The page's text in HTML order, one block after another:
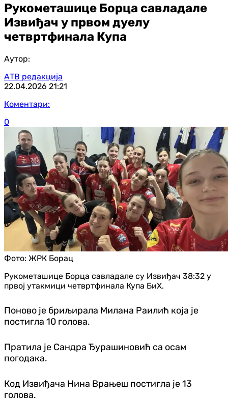
Рукометашице Борца савладале
Извиђач у првом дуелу
четвртфинала Купа
Аутор:
АТВ редакција
22.04.2026 21:21
Коментари:
0
Фото: ЖРК Борац
Рукометашице Борца савладале су Извиђач 38:32 у
првој утакмици четвртфинала Купа БиХ.
Поново је бриљирала Милана Раилић која је
постигла 10 голова.
Пратила је Сандра Ђурашиновић са осам
погодака.
Код Извиђача Нина Врањеш постигла је 13
голова.